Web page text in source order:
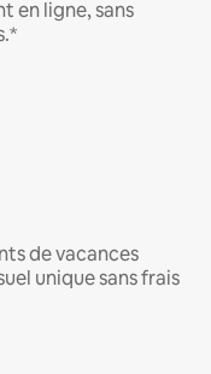
en ligne, sans
de vacances
unique sans frais